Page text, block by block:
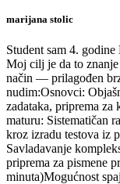
marijana stolic
Student sam 4.
Moj cilj je da to
način — prilagođen
nudim: ​Osnovci:
zadataka, priprema za
maturu: Sistematičan
kroz izradu testova iz
Savladavanje
priprema za pismene
minuta) ​Mogućnost